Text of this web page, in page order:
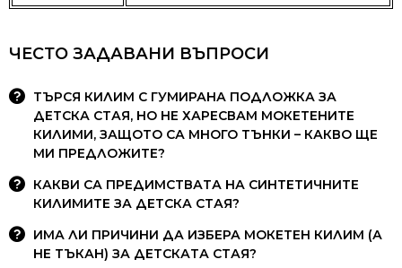
ЧЕСТО ЗАДАВАНИ ВЪПРОСИ
ТЪРСЯ КИЛИМ С ГУМИРАНА ПОДЛОЖКА ЗА
ДЕТСКА СТАЯ, НО НЕ ХАРЕСВАМ МОКЕТЕНИТЕ
КИЛИМИ, ЗАЩОТО СА МНОГО ТЪНКИ – КАКВО ЩЕ
МИ ПРЕДЛОЖИТЕ?
КАКВИ СА ПРЕДИМСТВАТА НА СИНТЕТИЧНИТЕ
КИЛИМИТЕ ЗА ДЕТСКА СТАЯ?
ИМА ЛИ ПРИЧИНИ ДА ИЗБЕРА МОКЕТЕН КИЛИМ (А
НЕ ТЪКАН) ЗА ДЕТСКАТА СТАЯ?